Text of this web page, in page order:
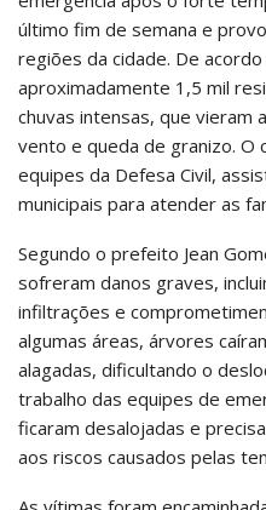
último fim de semana e
regiões da cidade. De
aproximadamente 1,5 mil
chuvas intensas, que vieram
vento e queda de granizo. O
equipes da Defesa Civil,
municipais para atender as
Segundo o prefeito Jean
sofreram danos graves,
infiltrações e
algumas áreas, árvores
alagadas, dificultando o
trabalho das equipes de
ficaram desalojadas e
aos riscos causados pelas